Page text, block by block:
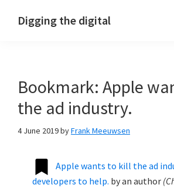
Digging the digital
Bookmark: Apple
the ad industry.
4 June 2019byFrank Meeuwsen
Apple wants to kill the ad
developers to help. byan author (